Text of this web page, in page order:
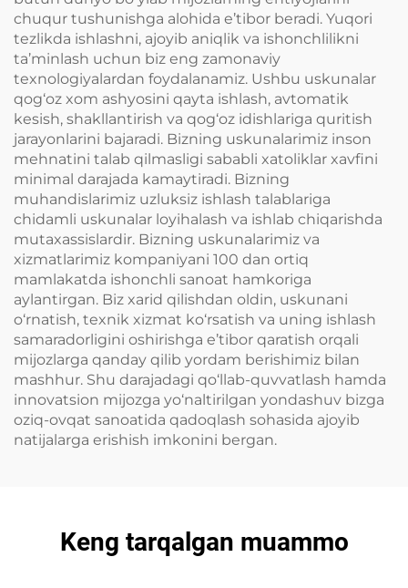
chuqur tushunishga alohida e’tibor beradi. Yuqori
tezlikda ishlashni, ajoyib aniqlik va ishonchlilikni
ta’minlash uchun biz eng zamonaviy
texnologiyalardan foydalanamiz. Ushbu uskunalar
qog‘oz xom ashyosini qayta ishlash, avtomatik
kesish, shakllantirish va qog‘oz idishlariga quritish
jarayonlarini bajaradi. Bizning uskunalarimiz inson
mehnatini talab qilmasligi sababli xatoliklar xavfini
minimal darajada kamaytiradi. Bizning
muhandislarimiz uzluksiz ishlash talablariga
chidamli uskunalar loyihalash va ishlab chiqarishda
mutaxassislardir. Bizning uskunalarimiz va
xizmatlarimiz kompaniyani 100 dan ortiq
mamlakatda ishonchli sanoat hamkoriga
aylantirgan. Biz xarid qilishdan oldin, uskunani
o‘rnatish, texnik xizmat ko‘rsatish va uning ishlash
samaradorligini oshirishga e’tibor qaratish orqali
mijozlarga qanday qilib yordam berishimiz bilan
mashhur. Shu darajadagi qo‘llab-quvvatlash hamda
innovatsion mijozga yo‘naltirilgan yondashuv bizga
oziq-ovqat sanoatida qadoqlash sohasida ajoyib
natijalarga erishish imkonini bergan.
Keng tarqalgan muammo